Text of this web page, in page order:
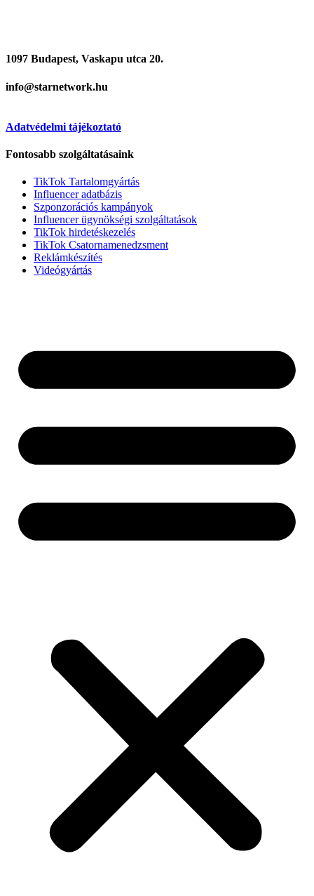
1097 Budapest, Vaskapu utca 20.
info@starnetwork.hu
Adatvédelmi tájékoztató
Fontosabb szolgáltatásaink
TikTok Tartalomgyártás
Influencer adatbázis
Szponzorációs kampányok
Influencer ügynökségi szolgáltatások
TikTok hirdetéskezelés
TikTok Csatornamenedzsment
Reklámkészítés
Videógyártás